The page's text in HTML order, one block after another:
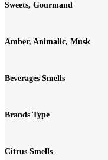
Sweets, Gourmand
Amber, Animalic, Musk
Beverages Smells
Brands Type
Citrus Smells